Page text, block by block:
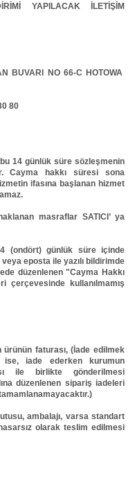
YAPILACAK İLETİŞİM
BUVARI NO 66-C HOTOWA
80
bu 14 günlük süre sözleşmenin
Cayma hakkı süresi sona
ifasına başlanan hizmet
masraflar SATICI’ ya
(ondört) günlük süre içinde
eposta ile yazılı bildirimde
düzenlenen "Cayma Hakkı
çerçevesinde kullanılmamış
faturası, (İade edilmek
ise, iade ederken kurumun
ile birlikte gönderilmesi
düzenlenen sipariş iadeleri
ambalajı, varsa standart
olarak teslim edilmesi